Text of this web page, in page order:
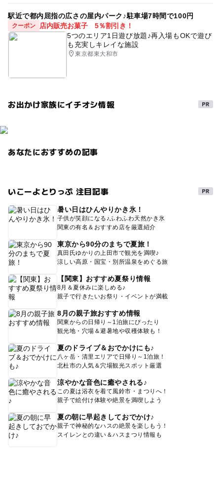
駅近で都内屈指の広さの屋内パーク♪駐車場7時間で100円
クーポン
店内販売お菓子 5％割引き！
5つのエリア1日遊び放題♪再入場もOKで遊び
も充実しキレイな施設
東京都東大和市
お出かけ家族にイチオシ情報
あなたにおすすめの記事
いこーよとりっぷ 注目記事
暑い日はひんやりかき氷！
子供が笑顔になる♪ふわふわ天然かき氷
関東の有名＆おすすめ店を厳選紹介
東京から90分のまちで夏旅！
真田氏ゆかりの上田市で観光を満喫♪
涼しい高原・国宝・別所温泉をめぐる旅
【関東】おすすめ夏祭り情報
8月＆夏休みに楽しめる♪
親子で行きたいお祭り・イベントが満載
8月の親子旅おすすめ情報
関東からの日帰り～1泊旅にぴったり
観光地・穴場＆避暑地や収穫体験も！
夏のドライブ＆おでかけにも♪
八ヶ岳・清里エリアで日帰り～1泊旅！
北杜市の人気＆穴場観光スポット厳選
涼やかな音色に癒やされる♪
この夏は浴衣を着て風鈴市・まつりへ！
親子で絵付け体験や絶景を満喫しよう
夏の朝に早起きしておでかけ♪
親子で神秘的なハスの絶景を楽しもう！
スイレンとの違い＆ハスまつり情報も